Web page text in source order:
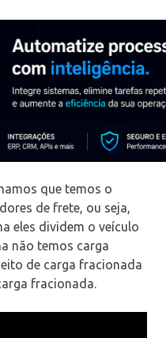
que temos o
de frete, ou seja,
eles dividem o veículo
não temos carga
de carga fracionada
fracionada.